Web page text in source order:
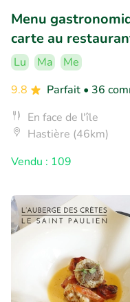
Menu
carte au
Lu Ma
Me
9.8
Parfait • 36
En face de l'île
Hastière (46km)
Vendu : 109